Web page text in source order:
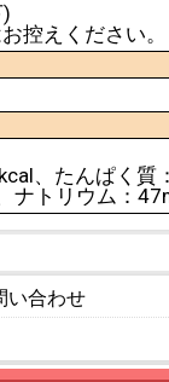
控えください。
、たんぱく質
ナトリウム：
い合わせ